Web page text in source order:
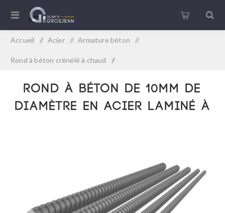
Accueil / Acier / Armature béton /
Rond à béton crénélé à chaud /
Rond à béton de 10mm de diamètre en acier laminé à chaud
Rond à béton de 10mm de
diamètre en acier laminé à